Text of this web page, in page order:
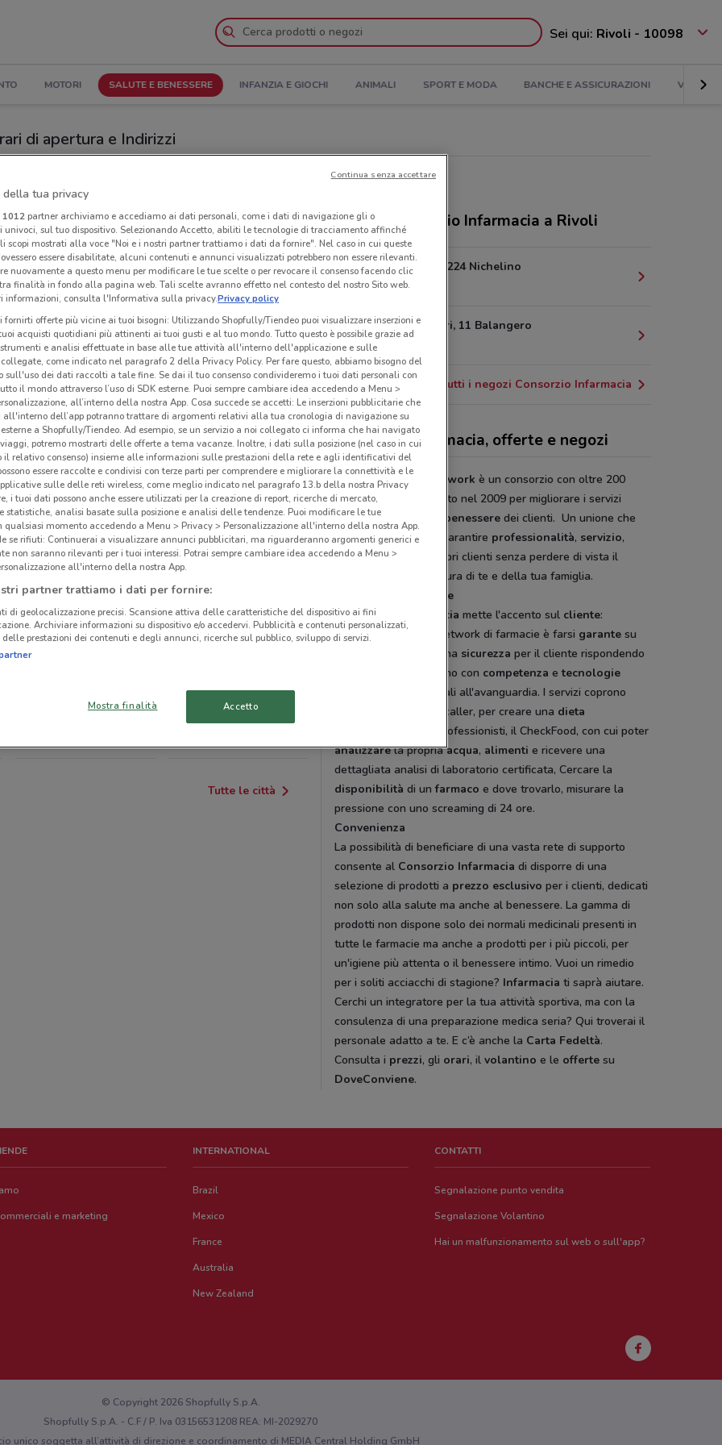
Sei qui: Rivoli - 10098
MOTORI SALUTE E BENESSERE INFANZIA E GIOCHI ANIMALI SPORT E MODA BANCHE E ASSICURAZIONI VIAGGI
di apertura e Indirizzi
volantini nella tua zona. Riprova più tardi.
NICHELINO MONCALIERI
Tutte le città
Negozi Consorzio Infarmacia a Rivoli
Via Torino, 224 Nichelino
13 km
V.Le Copperi, 11 Balangero
Tutti i negozi Consorzio Infarmacia
Consorzio Infarmacia, offerte e negozi
Infarmacia FarmaNetwork è un consorzio con oltre 200
farmacie associate nato nel 2009 per migliorare i servizi
legati alla
salute benessere dei clienti. Un unione che
diventa la forza per garantire professionalità, servizio,
informazione
dei propri clienti senza perdere di vista il
giusto prezzo per la cura di te e della tua famiglia.
L'accento sulla Salute
Il consorzio Infarmacia mette l'accento sul cliente:
l'obiettivo di questo network di farmacie è farsi garante su
tutto il nord italia di una sicurezza per il cliente rispondendo
al momento del bisogno con competenza etecnologie
medicinali o strumentali all'avanguardia. I servizi coprono
ogni esigenza: dal Recaller, per creare una dieta
dai professionisti, il CheckFood, con cui poter
analizzarela propriaacqua, alimenti e ricevere una
dettagliata analisi di laboratorio certificata, Cercare la
disponibilità di unfarmaco e dove trovarlo, misurare la
pressione con uno screaming di 24 ore.
Convenienza
La possibilità di beneficiare di una vasta rete di supporto
consente al Consorzio Infarmacia di disporre di una
selezione di prodotti a prezzo esclusivo per i clienti, dedicati
non solo alla salute ma anche al benessere. La gamma di
prodotti non dispone solo dei normali medicinali presenti in
tutte le farmacie ma anche a prodotti per i più piccoli, per
un'igiene più attenta o il benessere intimo. Vuoi un rimedio
per i soliti acciacchi di stagione? Infarmacia ti saprà aiutare.
Cerchi un integratore per la tua attività sportiva, ma con la
consulenza di una preparazione medica seria? Qui troverai il
personale adatto a te. E c’è anche la Carta Fedeltà.
Consulta i prezzi, gli orari, ilvolantino e le offerte su
DoveConviene.
e marketing
INTERNATIONAL
Brazil
Mexico
France
Australia
New Zealand
CONTATTI
Segnalazione punto vendita
Segnalazione Volantino
Hai un malfunzionamento sul web o sull'app?
© Copyright 2026 Shopfully S.p.A.
Shopfully S.p.A. - C.F / P. Iva 03156531208 REA: MI-2029270
unico soggetta all’attività di direzione e coordinamento di MEDIA Central Holding GmbH
della tua privacy
1012partner archiviamo e accediamo ai dati personali, come i dati di navigazione gli o
sul tuo dispositivo. Selezionando Accetto, abiliti le tecnologie di tracciamento affinché
scopi mostrati alla voce "Noi e i nostri partner trattiamo i dati da fornire". Nel caso in cui queste
essere disabilitate, alcuni contenuti e annunci visualizzati potrebbero non essere rilevanti.
nuovamente a questo menu per modificare le tue scelte o per revocare il consenso facendo clic
finalità in fondo alla pagina web. Tali scelte avranno effetto nel contesto del nostro Sito web.
informazioni, consulta l'Informativa sulla privacy.Privacy policy
fornirti offerte più vicine ai tuoi bisogni: Utilizzando Shopfully/Tiendeo puoi visualizzare inserzioni e
acquisti quotidiani più attinenti ai tuoi gusti e al tuo mondo. Tutto questo è possibile grazie ad
e analisi effettuate in base alle tue attività all'interno dell'applicazione e sulle
come indicato nel paragrafo 2 della Privacy Policy. Per fare questo, abbiamo bisogno del
sull'uso dei dati raccolti a tale fine. Se dai il tuo consenso condivideremo i tuoi dati personali con
il mondo attraverso l’uso di SDK esterne. Puoi sempre cambiare idea accedendo a Menu >
all’interno della nostra App. Cosa succede se accetti: Le inserzioni pubblicitarie che
all'interno dell’app potranno trattare di argomenti relativi alla tua cronologia di navigazione su
a Shopfully/Tiendeo. Ad esempio, se un servizio a noi collegato ci informa che hai navigato
potremo mostrarti delle offerte a tema vacanze. Inoltre, i dati sulla posizione (nel caso in cui
il relativo consenso) insieme alle informazioni sulle prestazioni della rete e agli identificativi del
essere raccolte e condivisi con terze parti per comprendere e migliorare la connettività e le
sulle delle reti wireless, come meglio indicato nel paragrafo 13.b della nostra Privacy
i tuoi dati possono anche essere utilizzati per la creazione di report, ricerche di mercato,
statistiche, analisi basate sulla posizione e analisi delle tendenze. Puoi modificare le tue
qualsiasi momento accedendo a Menu > Privacy > Personalizzazione all'interno della nostra App.
se rifiuti: Continuerai a visualizzare annunci pubblicitari, ma riguarderanno argomenti generici e
non saranno rilevanti per i tuoi interessi. Potrai sempre cambiare idea accedendo a Menu >
all'interno della nostra App.
partner trattiamo i dati per fornire:
di geolocalizzazione precisi. Scansione attiva delle caratteristiche del dispositivo ai fini
Archiviare informazioni su dispositivo e/o accedervi. Pubblicità e contenuti personalizzati,
prestazioni dei contenuti e degli annunci, ricerche sul pubblico, sviluppo di servizi.
Mostra finalità Accetto
Continua senza accettare